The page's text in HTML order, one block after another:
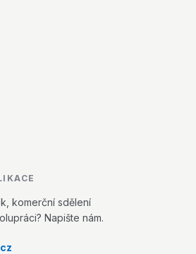
komerční sdělení
Napište nám.